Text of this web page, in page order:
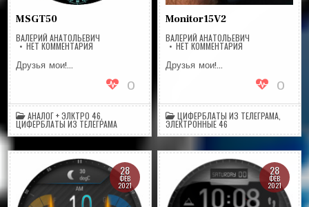
MSGT50
ВАЛЕРИЙ АНАТОЛЬЕВИЧ
НЕТ КОММЕНТАРИЯНА
Друзья мои!…
0
АНАЛОГ + ЭЛКТРО 46
ЦИФЕРБЛАТЫ ИЗ ТЕЛЕГРАМА
Monitor15V2
ВАЛЕРИЙ АНАТОЛЬЕВИЧ
НЕТ КОММЕНТАРИЯНА
Друзья мои!…
0
ЦИФЕРБЛАТЫ ИЗ ТЕЛЕГРАМА
ЭЛЕКТРОННЫЕ 46
28
ФЕВ
2021
28
ФЕВ
2021